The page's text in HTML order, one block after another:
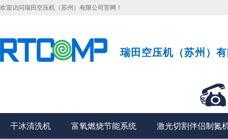
欢迎访问瑞田空压机（苏州）有限公司官网！
瑞田空压机（苏州）
干冰清洗机 富氧燃烧节能系统 激光切割伴侣制氮